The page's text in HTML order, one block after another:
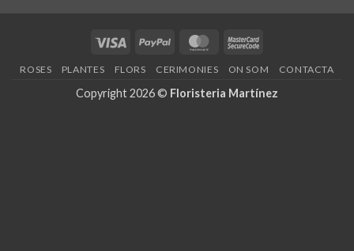
Visa PayPal MasterCardMasterCard
ROSES PLANTES FLORS CERIMONIES ON SOM CONTACTA
Copyright 2026 © Floristeria Martínez